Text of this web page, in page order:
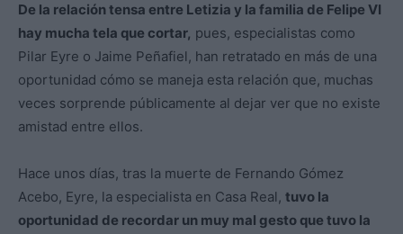
De la relación tensa entre Letizia y la familia de Felipe VI
hay mucha tela que cortar, pues, especialistas como
Pilar Eyre o Jaime Peñafiel, han retratado en más de una
oportunidad cómo se maneja esta relación que, muchas
veces sorprende públicamente al dejar ver que no existe
amistad entre ellos.
Hace unos días, tras la muerte de Fernando Gómez
Acebo, Eyre, la especialista en Casa Real, tuvo la
oportunidad de recordar un muy mal gesto que tuvo la